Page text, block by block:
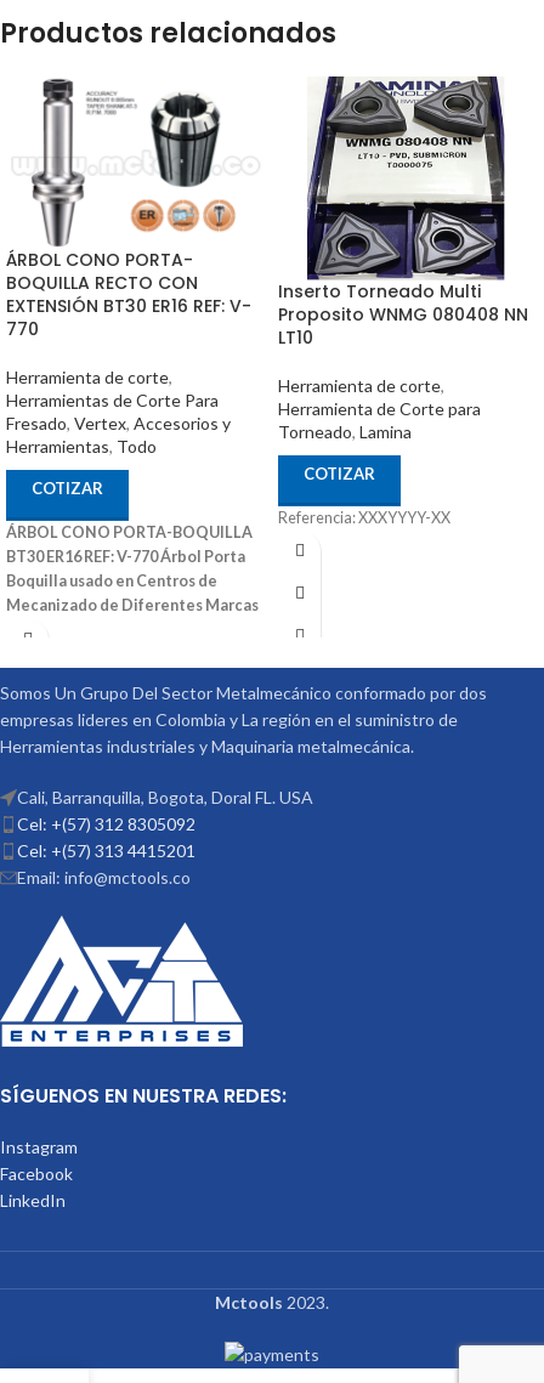
Productos relacionados
ÁRBOL CONO PORTA-
BOQUILLA RECTO CON
EXTENSIÓN BT30 ER16 REF: V-
770
Herramienta de corte,
Herramientas de Corte Para
Fresado, Vertex, Accesorios y
Herramientas, Todo
COTIZAR
ÁRBOL CONO PORTA-BOQUILLA
BT30 ER16 REF: V-770Árbol Porta
Boquilla usado en Centros de
Mecanizado de Diferentes Marcas
Ref: V-770 Medidas (Diam x Long x
3031-301 Marca: Vertex
Inserto Torneado Multi
Proposito WNMG 080408 NN
LT10
Herramienta de corte,
Herramienta de Corte para
Torneado, Lamina
COTIZAR
Referencia: XXXYYYY-XX
Somos Un Grupo Del Sector Metalmecánico conformado por dos
empresas lideres en Colombia y La región en el suministro de
Herramientas industriales y Maquinaria metalmecánica.
Cali, Barranquilla, Bogota, Doral FL. USA
Cel: +(57) 312 8305092
Cel: +(57) 313 4415201
Email: info@mctools.co
SÍGUENOS EN NUESTRA REDES:
Instagram
Facebook
LinkedIn
Mctools 2023.